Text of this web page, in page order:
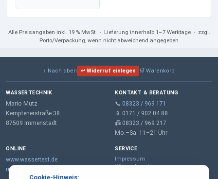
Cookie-Hinweis:
Alle Preisangaben inkl. 19 % MwSt. · Lieferung innerhalb 1–7 Werktage · zzgl.
Porto/Verpackung, wenn nicht abweichend angegeben
↑ Nach oben ↩ Widerruf einlegen 🛒 Warenkorb
WASSERTECHNIK
Mario Mutz
Kemptenerstraße 38
87509 Immenstadt
KONTAKT & BERATUNG
📞 08323 / 969 171
📱 0171 / 902 04 88
📠 08323 / 969 217
Mo.–Sa. 11–21 Uhr
ONLINE
www.wassertest.de
mail@wassertest.de
SERVICE
Impressum
Widerrufsrecht